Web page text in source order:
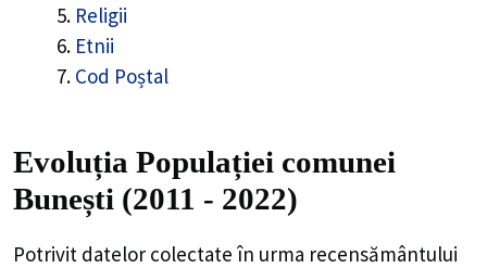
Religii
Etnii
Cod Poștal
Evoluția Populației comunei
Bunești (2011 - 2022)
Potrivit datelor colectate în urma recensământului